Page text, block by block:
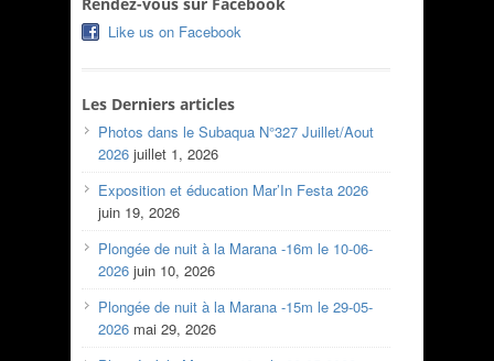
Like us on Facebook
Les Derniers articles
Photos dans le Subaqua N°327 Juillet/Aout
2026 juillet 1, 2026
Exposition et éducation Mar’In Festa 2026
juin 19, 2026
Plongée de nuit à la Marana -16m le 10-06-
2026 juin 10, 2026
Plongée de nuit à la Marana -15m le 29-05-
2026 mai 29, 2026